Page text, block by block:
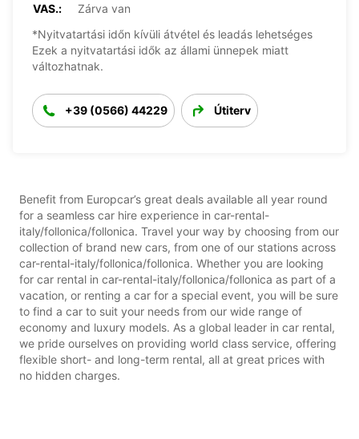
VAS.:
Zárva van
*Nyitvatartási időn kívüli átvétel és leadás lehetséges
Ezek a nyitvatartási idők az állami ünnepek miatt
változhatnak.
+39 (0566) 44229 Útiterv
Benefit from Europcar’s great deals available all year round
for a seamless car hire experience in car-rental-
italy/follonica/follonica. Travel your way by choosing from our
collection of brand new cars, from one of our stations across
car-rental-italy/follonica/follonica. Whether you are looking
for car rental in car-rental-italy/follonica/follonica as part of a
vacation, or renting a car for a special event, you will be sure
to find a car to suit your needs from our wide range of
economy and luxury models. As a global leader in car rental,
we pride ourselves on providing world class service, offering
flexible short- and long-term rental, all at great prices with
no hidden charges.